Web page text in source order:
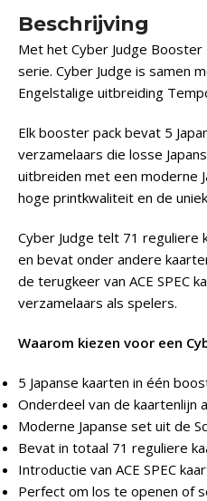
Beschrijving
Met het Cyber Judge Booster
serie. Cyber Judge is samen
Engelstalige uitbreiding
Elk booster pack bevat 5
verzamelaars die losse
uitbreiden met een moderne
hoge printkwaliteit en de
Cyber Judge telt 71
en bevat onder andere
de terugkeer van ACE SPEC
verzamelaars als spelers.
Waarom kiezen voor een
5 Japanse kaarten in één
Onderdeel van de kaartenlijn
Moderne Japanse set uit de
Bevat in totaal 71 reguliere
Introductie van ACE SPEC
Perfect om los te openen of